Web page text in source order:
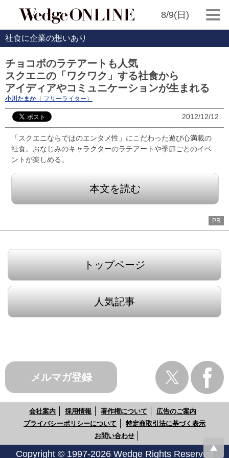
8/9(日)
社食に企業の想いあり
チョコボのラテアートも人気
スクエニの「ワクワク」する社食から
アイディアやコミュニケーションが生まれる
小川たまか（ フリーライター）
2012/12/12
「スクエニならではのエンタメ性」にこだわった遊び心満載の
社食。おなじみのキャラクターのラテアートや季節ごとのイベ
ントが楽しめる。
本文を読む
PR
トップページ
人気記事
メルマガ登録
会社案内 採用情報 著作権について
広告のご案内
プライバシーポリシーについて
特定商取引法に基づく表示
お問い合わせ
Copyright © 1997-2026 Wedge Rights Reserved